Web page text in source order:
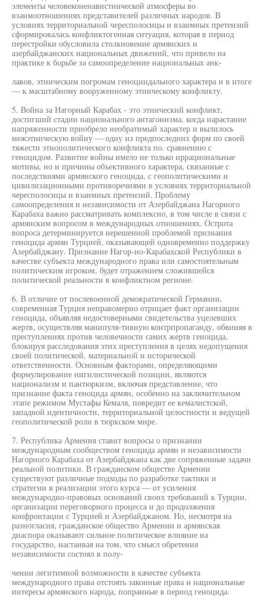
элементы человеконенавистнической атмосферы во
взаимоотношениях представителей различных народов. В
условиях территориальной чересполосицы и взаимных претензий
сформировалась конфликтогенная ситуация, которая в период
перестройки обусловила столкновение армянских и
азербайджанских национальных движений, что привело на
практике к борьбе за самоопределение национальных анк-
лавов, этническим погромам геноциидального характера и в итоге
— к масштабному вооруженному этническому конфликту.
5. Война за Нагорный Карабах - это этнический конфликт,
достигший стадии национального антагонизма, когда нарастание
напряженности приобрело необратимый характер и вылилось
межэтническую войну — одну из предпоследних форм по своей
тяжести этнополитического конфликта по. сравнению с
геноцидом. Развитие войны имело не только иррациональные
мотивы, но и причины объективного характера, связанные с
последствиями армянского геноцида, с геополитическими и
цивилизационными противоречиями в условиях территориальной
чересполосицы и взаимных претензий. Проблему
самоопределения и независимости от Азербайджана Нагорного
Карабаха важно рассматривать комплексно, в том числе в связи с
армянским вопросом в международных отношениях. Острота
вопроса детерминируется нерешенной проблемой признания
геноцида армян Турцией, оказывающей одновременно поддержку
Азербайджану. Признание Нагор-но-Карабахской Республики в
качестве субъекта международного права или самостоятельным
политическим игроком, будет отражением сложившейся
политической реальности в конфликтном регионе.
6. В отличие от послевоенной демократической Германии,
современная Турция неправомерно отрицает факт организации
геноцида, объявляя недостоверными свидетельства уцелевших
жертв, осуществляя манипуля-тивную контрпропаганду, обвиняя в
преступлениях против человечности самих жертв геноцида,
блокируя расследования этих преступления в целях недопущения
своей политической, материальной и исторической
ответственности. Основным факторами, определяющими
формулирование нигилистической позиции, являются
национализм и пантюркизм, включая представление, что
признание факта геноцида армян, особенно на заключительном
этапе режимом Мустафы Кемаля, повредит ее кемалистской,
западной идентичности, территориальной целостности и ведущей
геополитической роли в тюркском мире.
7. Республика Армения ставит вопросы о признании
международным сообществом геноцида армян и независимости
Нагорного Карабаха от Азербайджана как две сопряженные задачи
реальной политики. В гражданском обществе Армении
существуют различные подходы по разработке тактики и
стратегии в реализации этого курса — от усиления
международно-правовых оснований своих требований к Турции,
организации переговорного процесса и до продолжения
конфронтации с Турцией и Азербайджаном. Но, несмотря на
разногласия, гражданское общество Армении и армянская
диаспора оказывают сильное политическое влияние на
государство, настаивая на том, что смысл обретения
независимости состоял в полу-
чении легитимной возможности в качестве субъекта
международного права отстоять законные права и национальные
интересы армянского народа, попранные в период геноцида.